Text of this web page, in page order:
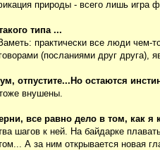
природы - всего лишь
типа ...
практически все люди чем-
(посланиями друг друга),
отпустите...Но остаются
внушены.
все равно дело в том, как
шагов к ней. На байдарке
А за ним открывается новая